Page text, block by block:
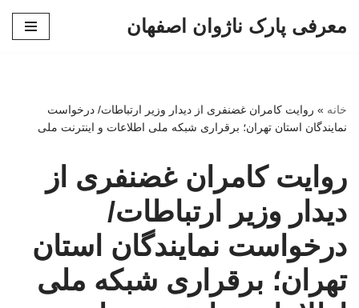
معرفی پارک ناژوان اصفهان
خانه » روایت کامران غضنفری از دیدار وزیر ارتباطات/ درخواست
نمایندگان استان تهران؛ برقراری شبکه ملی اطلاعات و اینترنت ملی
روایت کامران غضنفری از
دیدار وزیر ارتباطات/
درخواست نمایندگان استان
تهران؛ برقراری شبکه ملی